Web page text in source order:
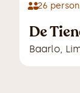
26
De
Baarlo,